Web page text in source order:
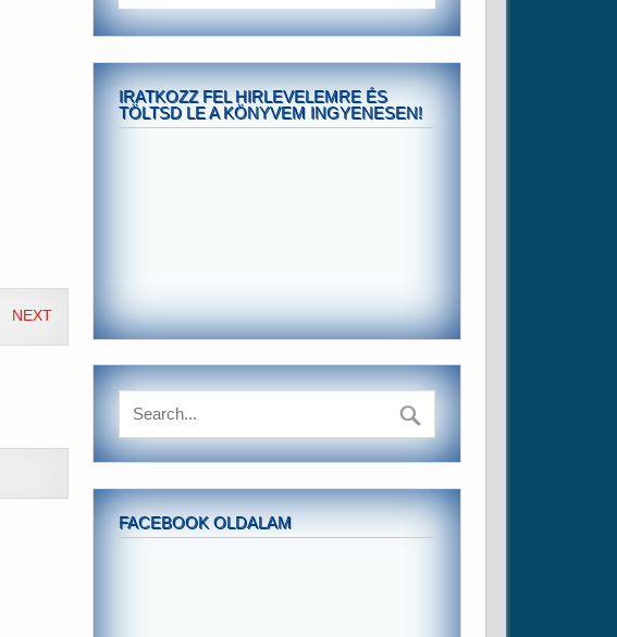
NEXT
IRATKOZZ FEL HIRLEVELEMRE ÉS
TÖLTSD LE A KÖNYVEM INGYENESEN!
FACEBOOK OLDALAM